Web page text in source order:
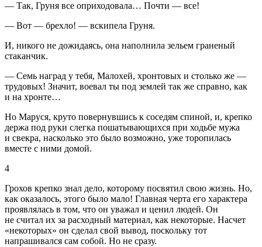
— Так, Груня все оприходовала… Почти — все!
— Вот — брехло! — вскипела Груня.
И, никого не дожидаясь, она наполнила зельем граненый
стаканчик.
— Семь наград у тебя, Малохей, хронтовых и столько же —
трудовых! Значит, воевал ты под землей так же справно, как
и на хронте…
Но Маруся, круто повернувшись к соседям спиной, и, крепко
держа под руки слегка пошатывающихся при ходьбе мужа
и свекра, насколько это было возможно, уже торопилась
вместе с ними домой.
4
Грохов крепко знал дело, которому посвятил свою жизнь. Но,
как оказалось, этого было мало! Главная черта его характера
проявлялась в том, что он уважал и ценил людей. Он
не считал их за расходный материал, как некоторые. Насчет
«некоторых» он сделал свой вывод, поскольку тот
напрашивался сам собой. Но не сразу.